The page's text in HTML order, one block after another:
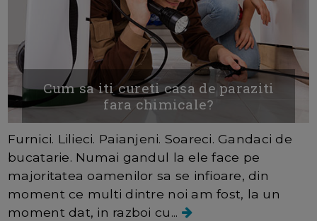
Cum sa iti cureti casa de paraziti
fara chimicale?
Furnici. Lilieci. Paianjeni. Soareci. Gandaci de
bucatarie. Numai gandul la ele face pe
majoritatea oamenilor sa se infioare, din
moment ce multi dintre noi am fost, la un
moment dat, in razboi cu...